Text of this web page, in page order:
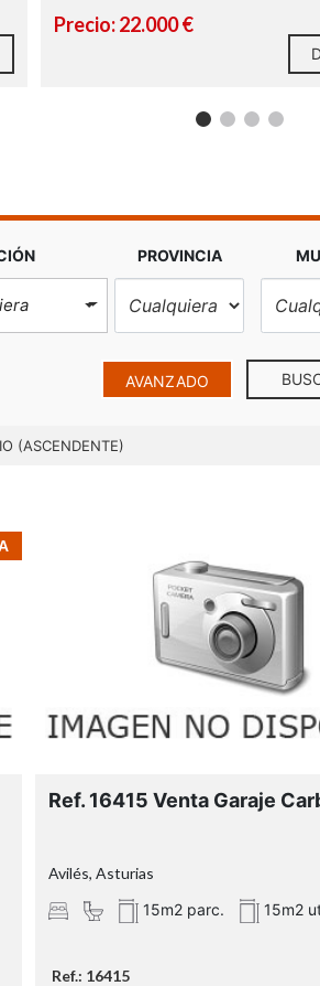
Precio: 22.000 €
PROVINCIA
AVANZADO
(ASCENDENTE)
Zona industrial:
Zona comercial: x
Ref. 16415 Venta Garaje
Avilés, Asturias
15m2 parc.
15m2
Ref.: 16415